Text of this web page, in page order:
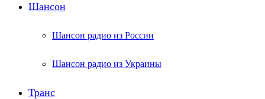
Шансон
Шансон радио из России
Шансон радио из Украины
Транс